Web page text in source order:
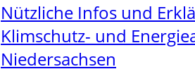
Nützliche Infos und
Klimschutz- und
Niedersachsen